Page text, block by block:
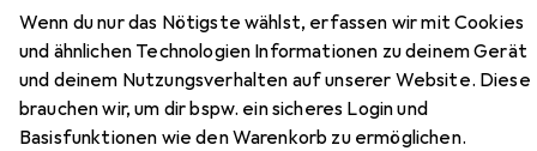
Wenn du nur das Nötigste wählst, erfassen wir mit Cookies
und ähnlichen Technologien Informationen zu deinem Gerät
und deinem Nutzungsverhalten auf unserer Website. Diese
brauchen wir, um dir bspw. ein sicheres Login und
Basisfunktionen wie den Warenkorb zu ermöglichen.
EUR
124,98 EUR
0,81
UgreenPortable Charger Power Bank
48000 mAh, 140 W, 153.60 Wh